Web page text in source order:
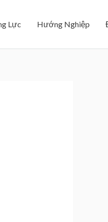
Lực Hướng Nghiệp